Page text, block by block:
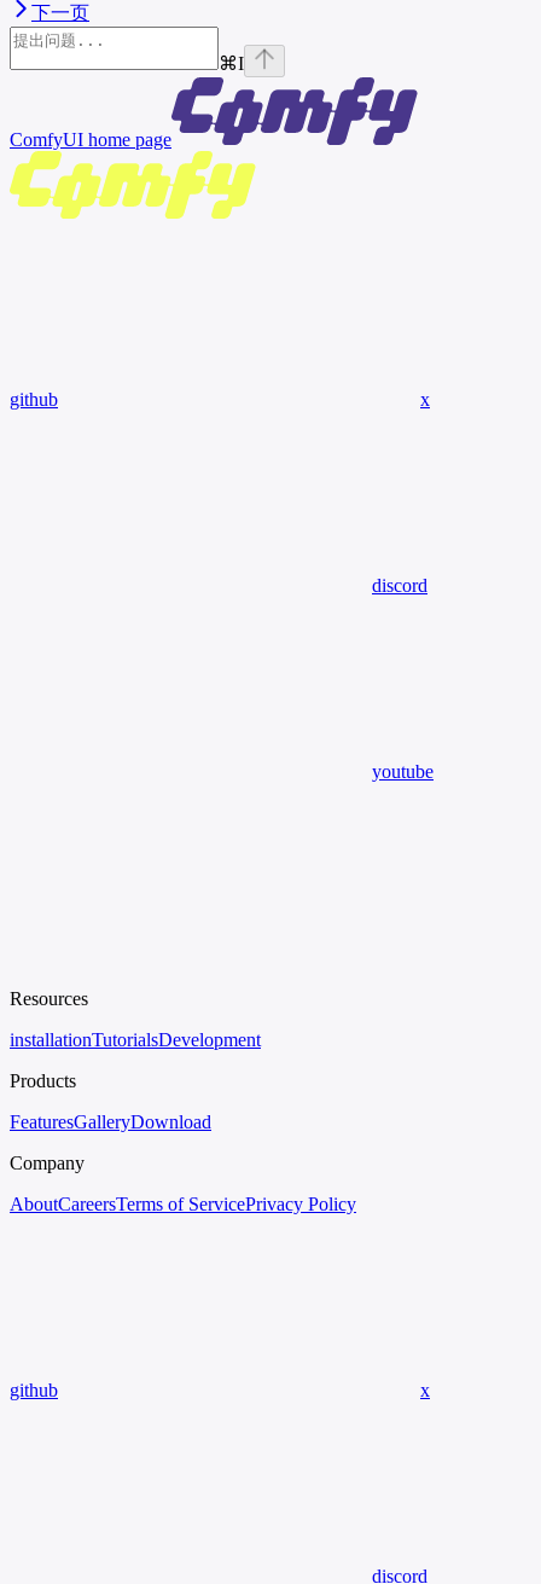
下一页
⌘I
ComfyUI home page
github x
discord
youtube
Resources
installationTutorialsDevelopment
Products
FeaturesGalleryDownload
Company
AboutCareersTerms of ServicePrivacy Policy
github x
discord